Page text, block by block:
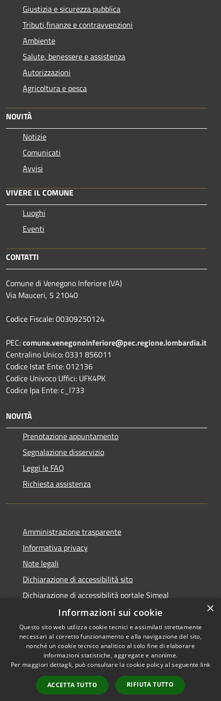
Giustizia e sicurezza pubblica
Tributi,finanze e contravvenzioni
Ambiente
Salute, benessere e assistenza
Autorizzazioni
Agricoltura e pesca
NOVITÀ
Notizie
Comunicati
Avvisi
VIVERE IL COMUNE
Luoghi
Eventi
CONTATTI
Comune di Venegono Inferiore (VA)
Via Mauceri, 5 21040
Codice Fiscale: 00309250124
PEC:comune.venegonoinferiore@pec.regione.lombardia.it
Centralino Unico: 0331 856011
Codice Istat Ente: 012136
Codice Univoco Uffici: UFK4PK
Codice Ipa Ente: c_l733
NOVITÀ
Prenotazione appuntamento
Segnalazione disservizio
Leggi le FAQ
Richiesta assistenza
Amministrazione trasparente
Informativa privacy
Note legali
Dichiarazione di accessibilità sito
Dichiarazione di accessibilità portale Simeal
Accessibilità
Privacy
Mappa del sito
Copyright © 2026 • Comune di
Venegono Inferiore • Powered
byMunicipium•Accesso
redazione
×
Informazioni sui cookie
Questo sito web utilizza cookie tecnici e assimilati strettamente
necessari al corretto funzionamento e alla navigazione del sito,
nonché un cookie tecnico analitico al solo fine di elaborare
informazioni statistiche, aggregate e anonime.
Per maggiori dettagli, può consultare la cookie policy al seguente link
ACCETTA TUTTO RIFIUTA TUTTO